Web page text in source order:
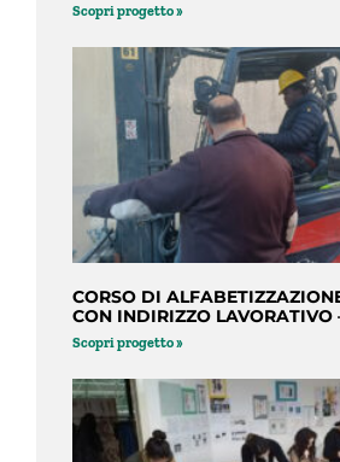
Scopri progetto »
CORSO DI
CON INDIRIZZO LAVORATIVO
Scopri progetto »